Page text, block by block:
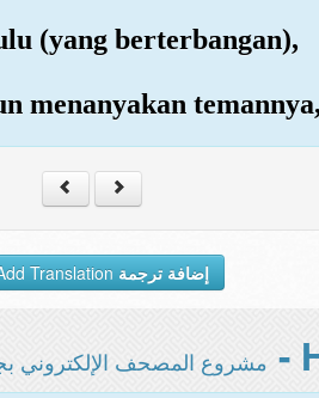
(yang berterbangan),
menanyakan temannya,
إضافة ترجمة
مشروع المصحف الإلكتروني